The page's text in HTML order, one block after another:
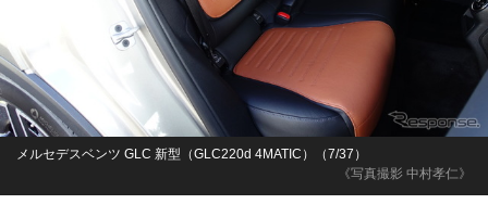
《写真撮影 中村孝仁》
メルセデスベンツ GLC 新型（GLC220d 4MATIC）（7/37）